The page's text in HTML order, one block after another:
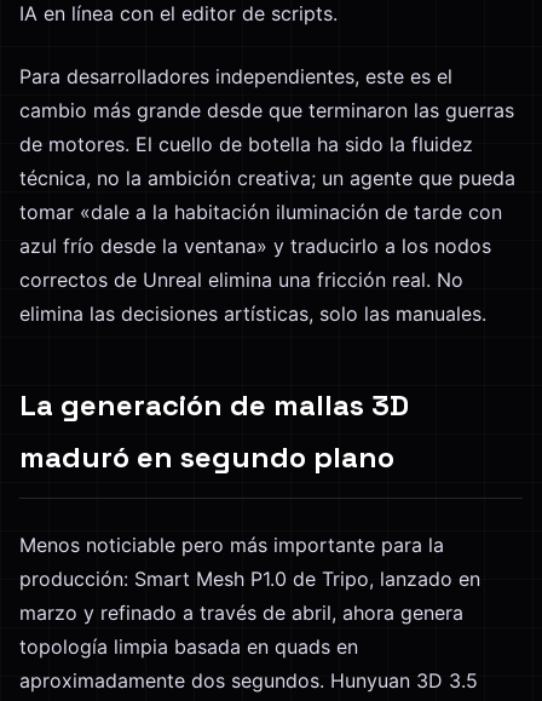
IA en línea con el editor de scripts.
Para desarrolladores independientes, este es el
cambio más grande desde que terminaron las guerras
de motores. El cuello de botella ha sido la fluidez
técnica, no la ambición creativa; un agente que pueda
tomar «dale a la habitación iluminación de tarde con
azul frío desde la ventana» y traducirlo a los nodos
correctos de Unreal elimina una fricción real. No
elimina las decisiones artísticas, solo las manuales.
La generación de mallas 3D
maduró en segundo plano
Menos noticiable pero más importante para la
producción: Smart Mesh P1.0 de Tripo, lanzado en
marzo y refinado a través de abril, ahora genera
topología limpia basada en quads en
aproximadamente dos segundos. Hunyuan 3D 3.5